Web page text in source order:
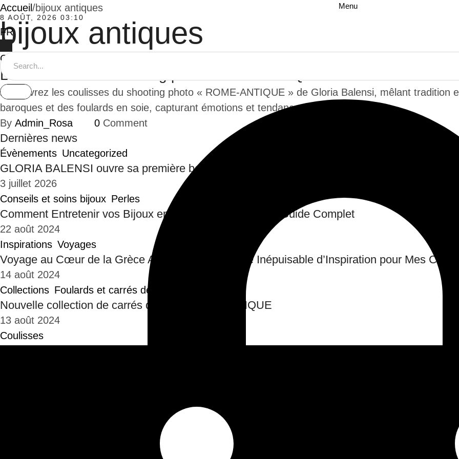
Menu
8 AOÛT, 2026 03:10
FR
EN
Accueil/bijoux antiques
bijoux antiques
Coulisses
Les coulisses du shooting photo ROME-ANTIQUE
Découvrez les coulisses du shooting photo « ROME-ANTIQUE » de Gloria Balensi, mêlant tradition
baroques et des foulards en soie, capturant émotions et tendances.
By Admin_Rosa 0 Comment
Dernières news
Évènements Uncategorized
GLORIA BALENSI ouvre sa première boutique de bijoux au Grand Hôtel-Dieu de Lyon
3 juillet 2026
Conseils et soins bijoux Perles
Comment Entretenir vos Bijoux en Perles d’Eau Douce : Guide Complet
22 août 2024
Inspirations Voyages
Voyage au Cœur de la Grèce Antique : Une Source Inépuisable d’Inspiration pour Mes
14 août 2024
Collections Foulards et carrés de soie
Nouvelle collection de carrés de soie ROME-ANTIQUE
13 août 2024
Coulisses